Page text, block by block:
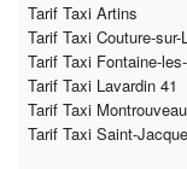
Tarif Taxi Artins
Tarif Taxi Couture-sur-
Tarif Taxi Fontaine-
Tarif Taxi Lavardin 41
Tarif Taxi Montrouveau
Tarif Taxi Saint-